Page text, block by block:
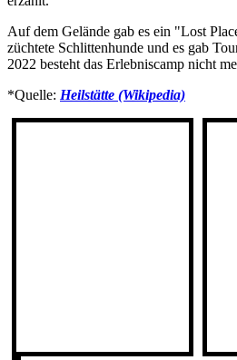
Auf dem Gelände gab es ein "Lost
züchtete Schlittenhunde und es gab
2022 besteht das Erlebniscamp nicht
*Quelle: Heilstätte (Wikipedia)